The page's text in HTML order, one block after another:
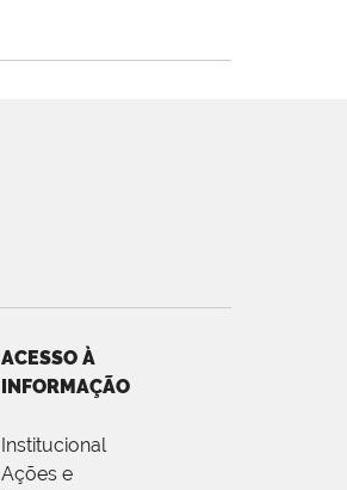
ACESSO À
INFORMAÇÃO
Institucional
Ações e